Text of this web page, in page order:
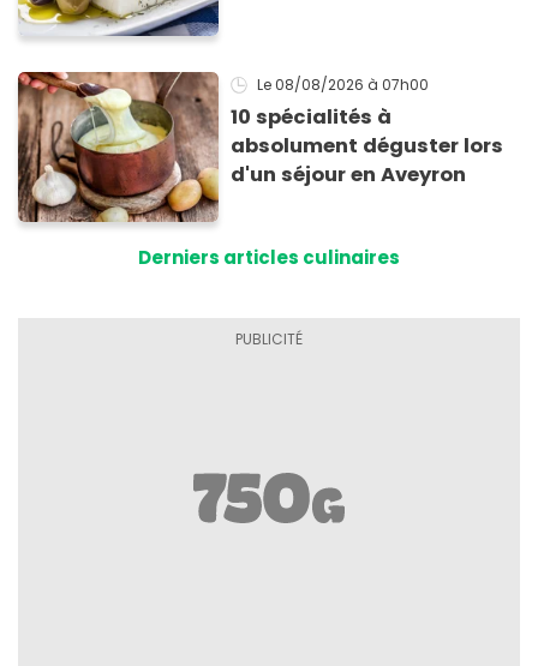
Le 08/08/2026 à 07h00
10 spécialités à
absolument déguster lors
d'un séjour en Aveyron
Derniers articles culinaires